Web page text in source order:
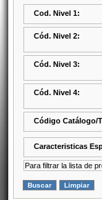
Cod. Nivel 1:
Cód. Nivel 2:
Cód. Nivel 3:
Cód. Nivel 4:
Código Catálogo/
Caracteristicas
Para filtrar la lista de